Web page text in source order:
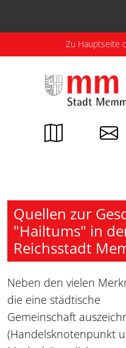
Zu Hauptseite
Quellen zur
"Hailtums" in
Reichsstadt
Neben den vielen
die eine städtische
Gemeinschaft
(Handelsknotenpunkt